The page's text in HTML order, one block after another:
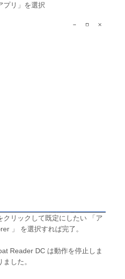
プリ」を選択
クリックして既定にしたい 「ア
」 を選択すれば完了。
Reader DC は動作を停止しま
した。